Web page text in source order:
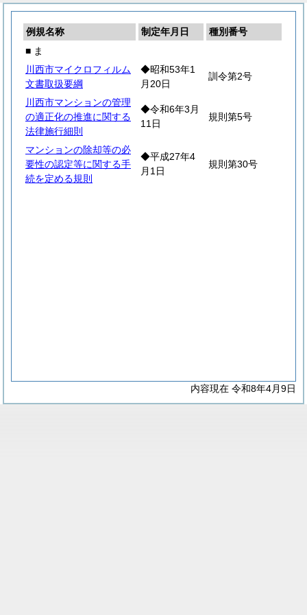
例規名称 制定年月日
種別番号
■ ま
川西市マイクロフィルム
文書取扱要綱
◆昭和53年1
月20日
訓令第2号
川西市マンションの管理
の適正化の推進に関する
法律施行細則
◆令和6年3月
11日
規則第5号
マンションの除却等の必
要性の認定等に関する手
続を定める規則
◆平成27年4
月1日
規則第30号
内容現在 令和8年4月9日